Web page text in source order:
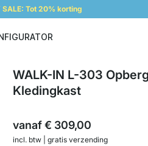
SALE: Tot 20% korting
WALK-IN L-303
Kledingkast
vanaf€ 309,00
incl. btw | gratis verzending